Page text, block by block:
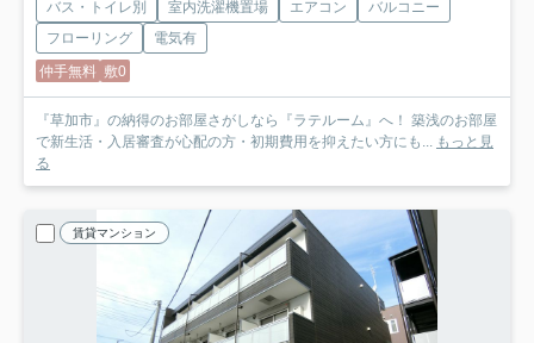
バス・トイレ別 室内洗濯機置場 エアコン
バルコニー
フローリング
電気有
仲手無料 敷0
『草加市』の納得のお部屋さがしなら『ラテルーム』へ！ 築浅のお部屋
で新生活・入居審査が心配の方・初期費用を抑えたい方にも... もっと見
る
賃貸マンション